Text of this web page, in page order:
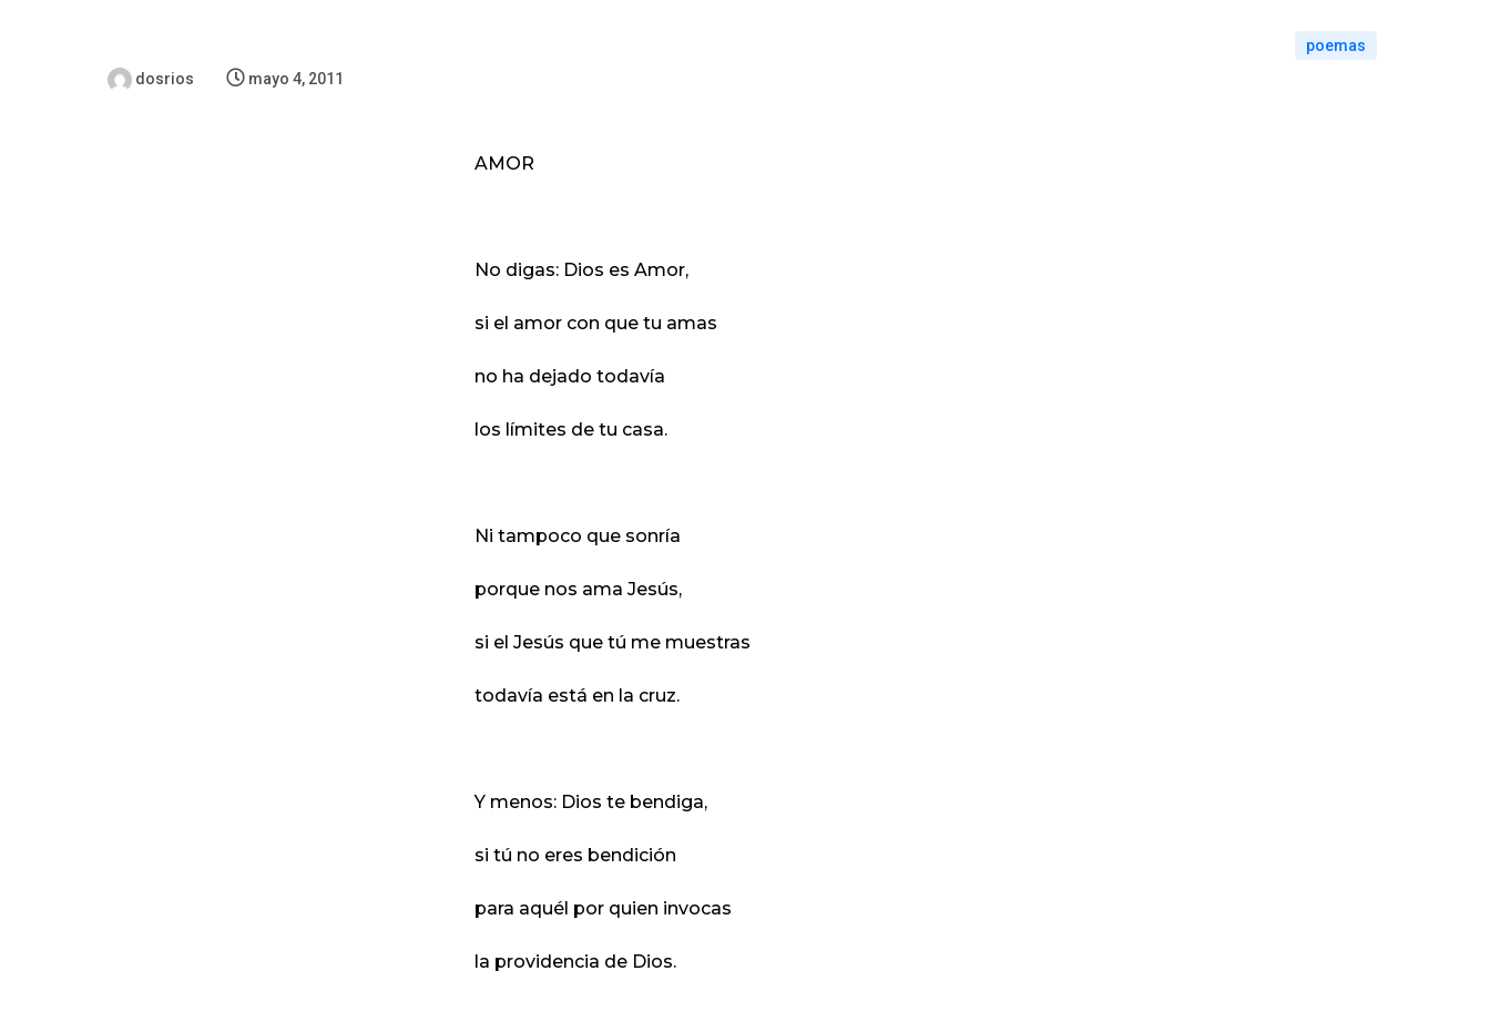
dosrios mayo 4, 2011
poemas
AMOR
No digas: Dios es Amor,
si el amor con que tu amas
no ha dejado todavía
los límites de tu casa.
Ni tampoco que sonría
porque nos ama Jesús,
si el Jesús que tú me muestras
todavía está en la cruz.
Y menos: Dios te bendiga,
si tú no eres bendición
para aquél por quien invocas
la providencia de Dios.